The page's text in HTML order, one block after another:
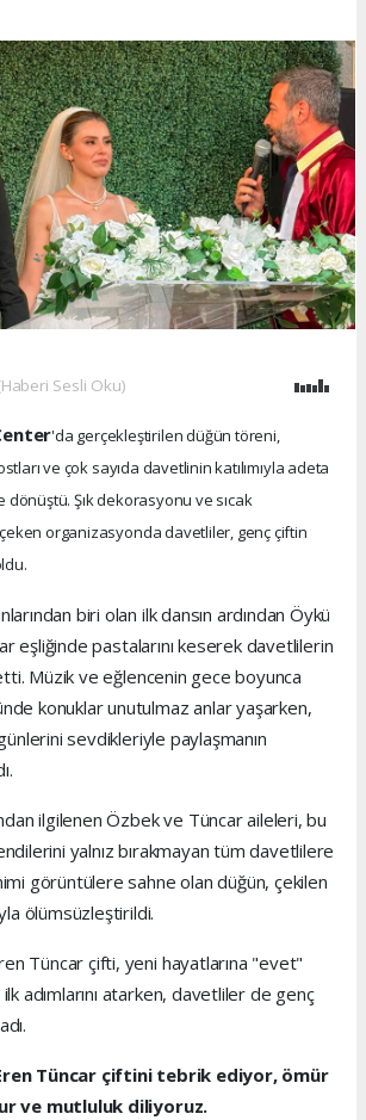
Sesli Oku)
'da gerçekleştirilen düğün töreni,
ve çok sayıda davetlinin katılımıyla adeta
Şık dekorasyonu ve sıcak
organizasyonda davetliler, genç çiftin
biri olan ilk dansın ardından Öykü
eşliğinde pastalarını keserek davetlilerin
Müzik ve eğlencenin gece boyunca
konuklar unutulmaz anlar yaşarken,
sevdikleriyle paylaşmanın
ilgilenen Özbek ve Tüncar aileleri, bu
yalnız bırakmayan tüm davetlilere
görüntülere sahne olan düğün, çekilen
ölümsüzleştirildi.
Tüncar çifti, yeni hayatlarına "evet"
adımlarını atarken, davetliler de genç
Tüncar çiftini tebrik ediyor, ömür
ve mutluluk diliyoruz.